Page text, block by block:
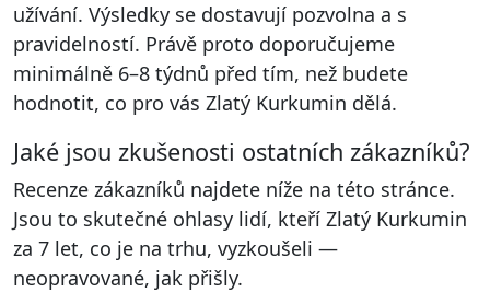
užívání. Výsledky se dostavují pozvolna a s
pravidelností. Právě proto doporučujeme
minimálně 6–8 týdnů před tím, než budete
hodnotit, co pro vás Zlatý Kurkumin dělá.
Jaké jsou zkušenosti ostatních zákazníků?
Recenze zákazníků najdete níže na této stránce.
Jsou to skutečné ohlasy lidí, kteří Zlatý Kurkumin
za 7 let, co je na trhu, vyzkoušeli —
neopravované, jak přišly.